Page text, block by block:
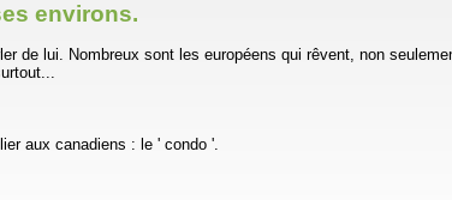
environs.
de lui. Nombreux sont les européens qui rêvent, non
aux canadiens : le ' condo '.